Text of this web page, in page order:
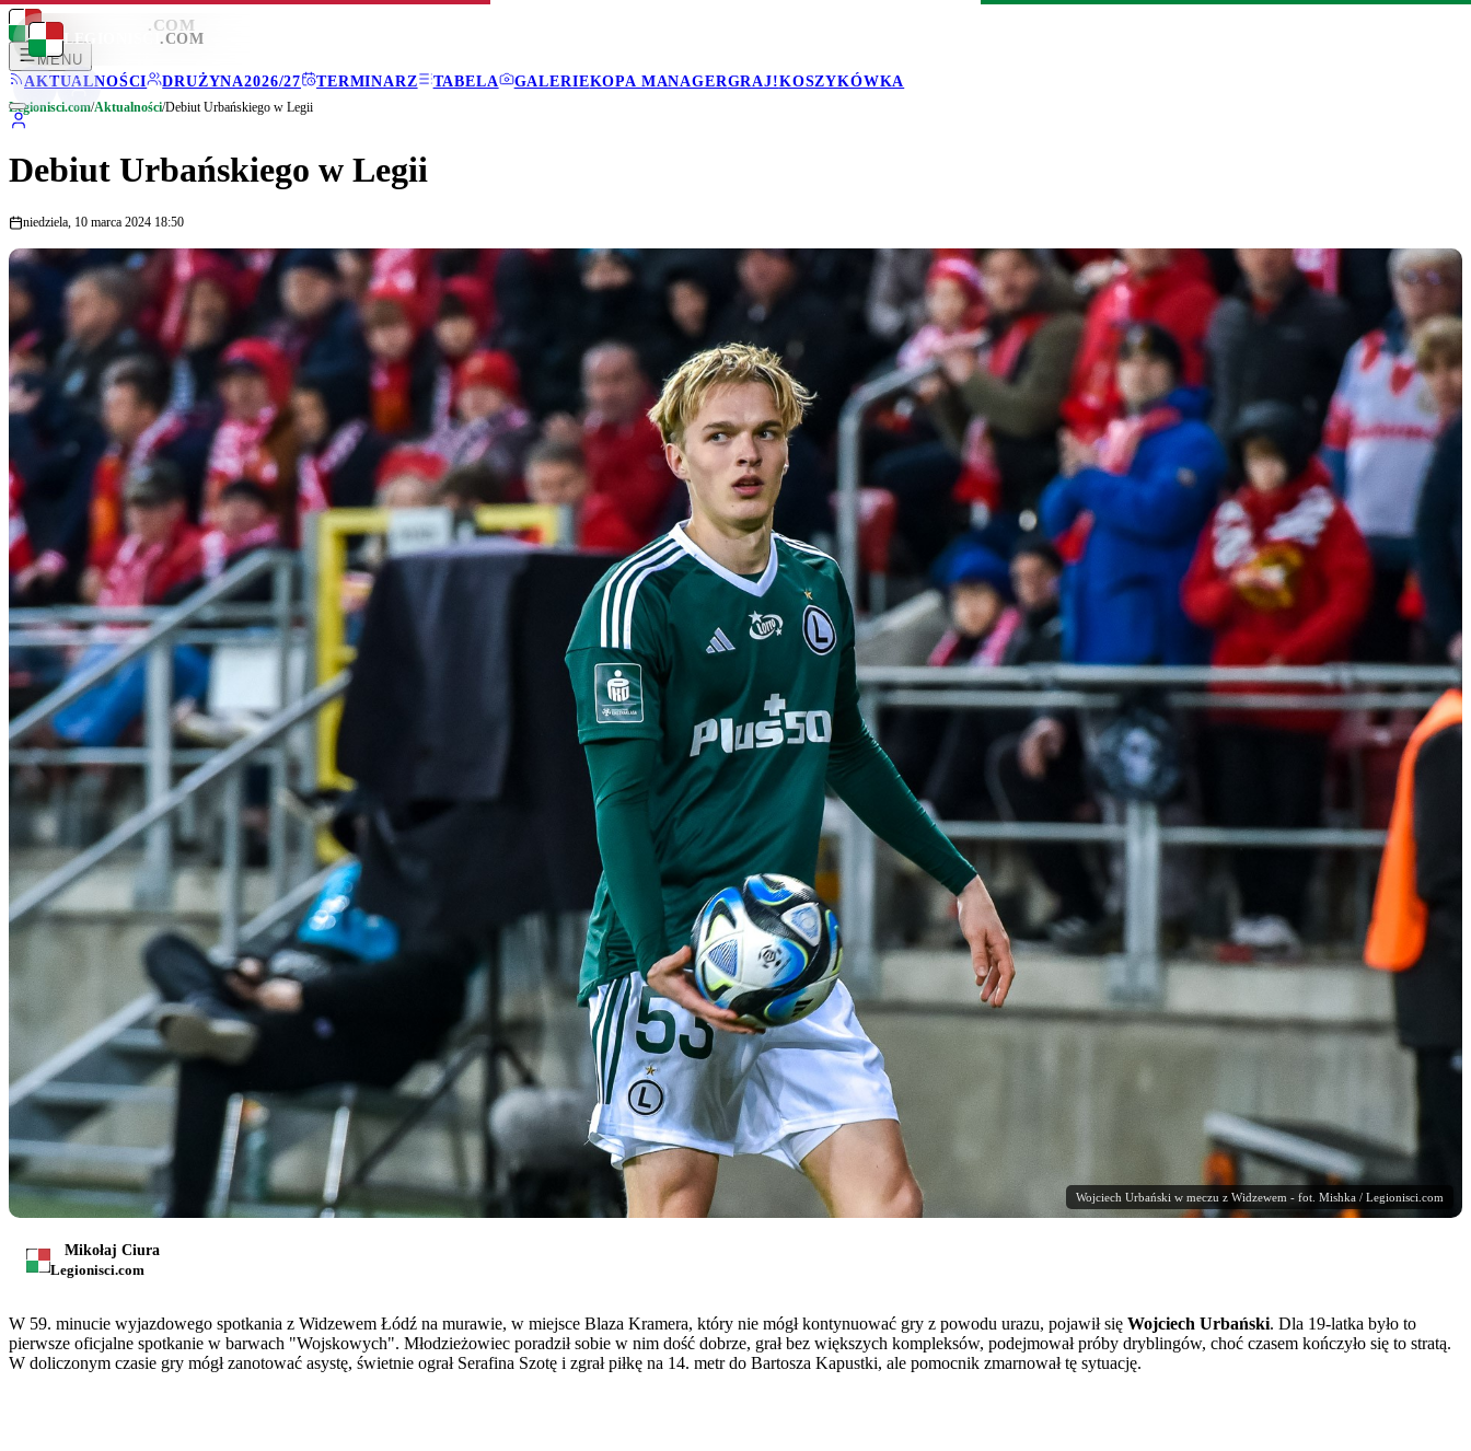
LEGIONISCI .COM
MENU
AKTUALNOŚCI
DRUŻYNA2026/27 TERMINARZ TABELA GALERIEKOPA MANAGERGRAJ!KOSZYKÓWKA
LEGIONISCI .COM
Legionisci.com/Aktualności/Debiut Urbańskiego w Legii
Debiut Urbańskiego w Legii
niedziela, 10 marca 2024 18:50
Wojciech Urbański w meczu z Widzewem - fot. Mishka / Legionisci.com
Mikołaj Ciura
Legionisci.com
W 59. minucie wyjazdowego spotkania z Widzewem Łódź na murawie, w miejsce Blaza Kramera, który nie mógł kontynuować gry z powodu urazu, pojawił się Wojciech Urbański. Dla 19-latka było to
pierwsze oficjalne spotkanie w barwach "Wojskowych". Młodzieżowiec poradził sobie w nim dość dobrze, grał bez większych kompleksów, podejmował próby dryblingów, choć czasem kończyło się to stratą.
W doliczonym czasie gry mógł zanotować asystę, świetnie ograł Serafina Szotę i zgrał piłkę na 14. metr do Bartosza Kapustki, ale pomocnik zmarnował tę sytuację.